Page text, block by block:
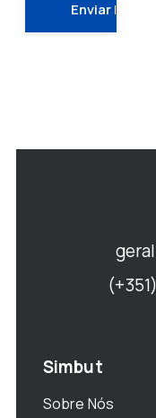
Simbut
Sobre Nós